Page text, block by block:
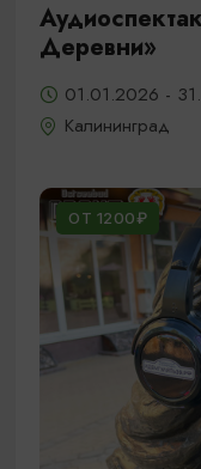
Деревни»
01.01.2026 -
Калининград
ОТ 1200₽